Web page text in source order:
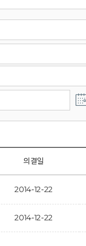
의결일
2014-12-22
2014-12-22